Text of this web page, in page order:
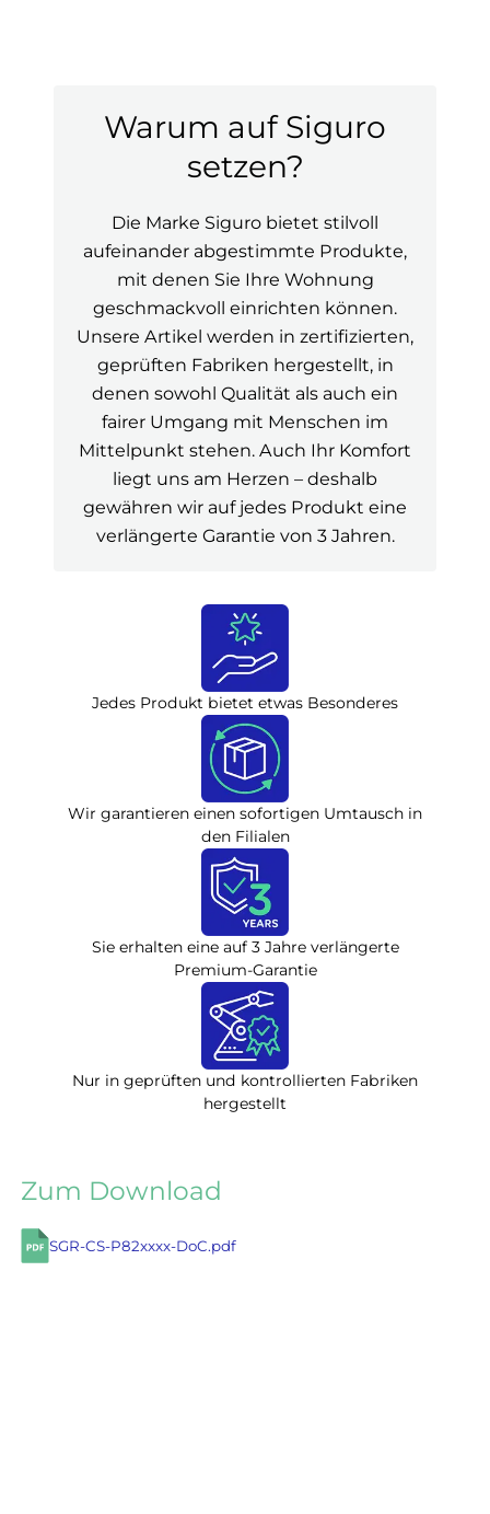
Warum auf Siguro
setzen?
Die Marke Siguro bietet stilvoll
aufeinander abgestimmte Produkte,
mit denen Sie Ihre Wohnung
geschmackvoll einrichten können.
Unsere Artikel werden in zertifizierten,
geprüften Fabriken hergestellt, in
denen sowohl Qualität als auch ein
fairer Umgang mit Menschen im
Mittelpunkt stehen. Auch Ihr Komfort
liegt uns am Herzen – deshalb
gewähren wir auf jedes Produkt eine
verlängerte Garantie von 3 Jahren.
Jedes Produkt bietet etwas Besonderes
Wir garantieren einen sofortigen Umtausch in
den Filialen
Sie erhalten eine auf 3 Jahre verlängerte
Premium-Garantie
Nur in geprüften und kontrollierten Fabriken
hergestellt
Zum Download
SGR-CS-P82xxxx-DoC.pdf